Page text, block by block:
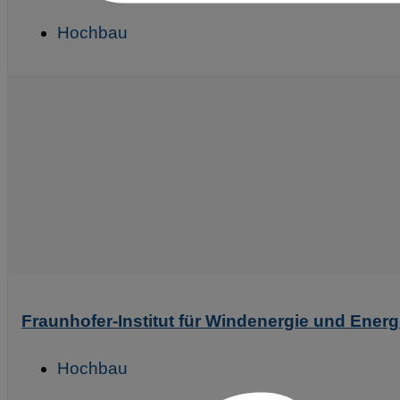
Hochbau
Fraunhofer-Institut für Windenergie und
Hochbau